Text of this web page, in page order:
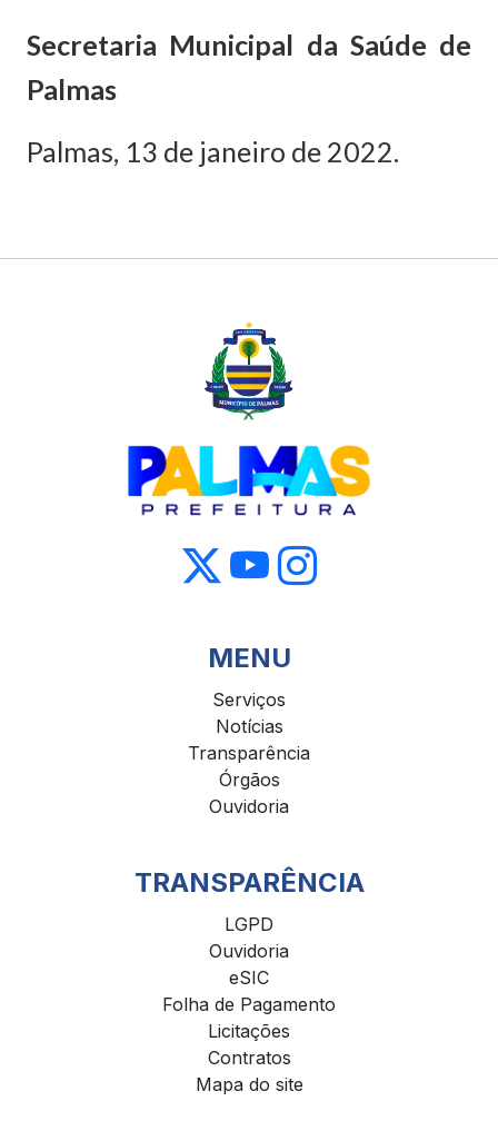
Secretaria Municipal da Saúde de
Palmas
Palmas, 13 de janeiro de 2022.
MENU
Serviços
Notícias
Transparência
Órgãos
Ouvidoria
TRANSPARÊNCIA
LGPD
Ouvidoria
eSIC
Folha de Pagamento
Licitações
Contratos
Mapa do site